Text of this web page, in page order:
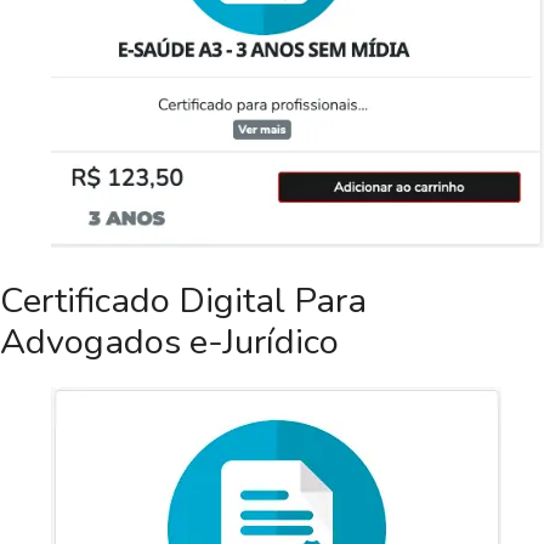
Certificado Digital Para
Advogados e-Jurídico